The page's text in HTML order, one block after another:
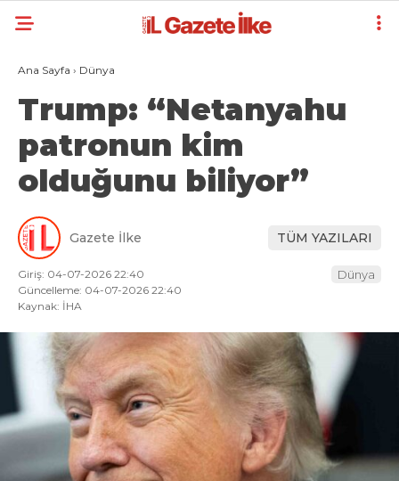
Ana Sayfa › Dünya
Trump: “Netanyahu
patronun kim
olduğunu biliyor”
Gazete İlke TÜM YAZILARI
Giriş: 04-07-2026 22:40
Güncelleme: 04-07-2026 22:40
Kaynak: İHA
Dünya